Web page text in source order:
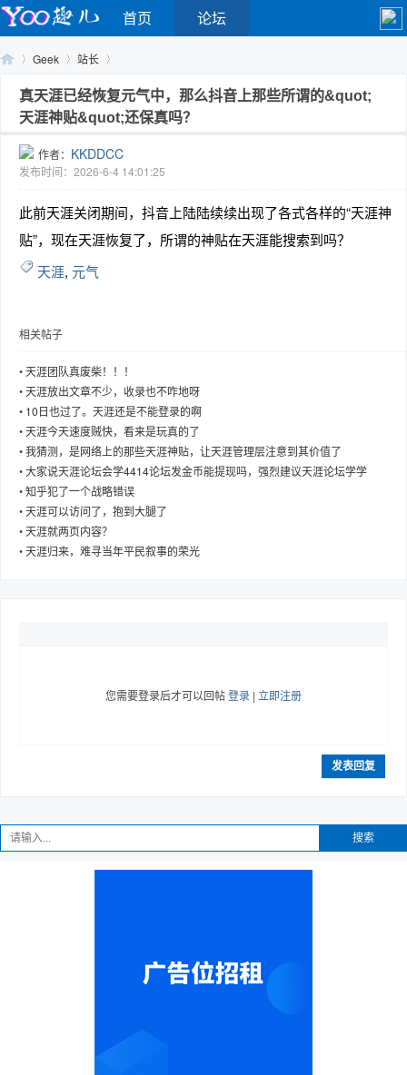
首页 论坛
Yo›
Geek
›
站长
›
真天涯已经恢复元气中，那么抖音上那些所谓的&quot;
天涯神贴&quot;还保真吗？
作者： KKDDCC
发布时间：2026-6-4 14:01:25
此前天涯关闭期间，抖音上陆陆续续出现了各式各样的“天涯神
贴”，现在天涯恢复了，所谓的神贴在天涯能搜索到吗？
天涯, 元气
相关帖子
•天涯团队真废柴！！！
•天涯放出文章不少，收录也不咋地呀
• 10日也过了。天涯还是不能登录的啊
•天涯今天速度贼快，看来是玩真的了
•我猜测，是网络上的那些天涯神贴，让天涯管理层注意到其价值了
•大家说天涯论坛会学4414论坛发金币能提现吗，强烈建议天涯论坛学学
•知乎犯了一个战略错误
•天涯可以访问了，抱到大腿了
•天涯就两页内容？
•天涯归来，难寻当年平民叙事的荣光
您需要登录后才可以回帖登录 | 立即注册
发表回复
搜索